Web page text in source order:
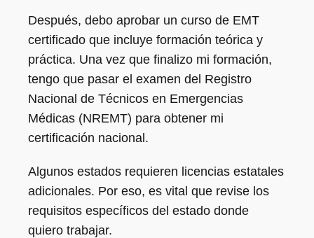
Después, debo aprobar un curso de EMT
certificado que incluye formación teórica y
práctica. Una vez que finalizo mi formación,
tengo que pasar el examen del Registro
Nacional de Técnicos en Emergencias
Médicas (NREMT) para obtener mi
certificación nacional.
Algunos estados requieren licencias estatales
adicionales. Por eso, es vital que revise los
requisitos específicos del estado donde
quiero trabajar.